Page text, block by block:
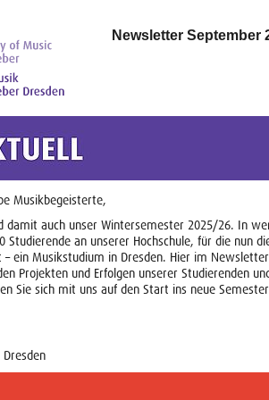
Newsletter September
Musikbegeisterte,
damit auch unser Wintersemester 2025/26. In
Studierende an unserer Hochschule, für die nun
– ein Musikstudium in Dresden. Hier im Newsletter
Projekten und Erfolgen unserer Studierenden
Sie sich mit uns auf den Start ins neue